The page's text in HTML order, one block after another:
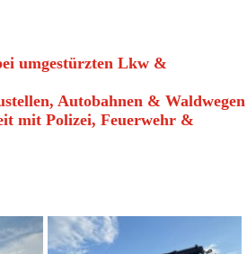
umgestürzten Lkw &
Autobahnen & Waldwegen
mit Polizei, Feuerwehr &